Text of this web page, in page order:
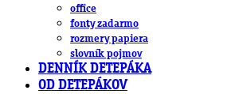
office
fonty zadarmo
rozmery papiera
slovník pojmov
DENNÍK DETEPÁKA
OD DETEPÁKOV